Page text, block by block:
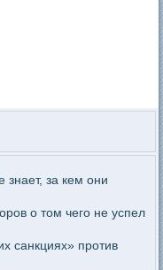
знает, за кем они
о том чего не успел
санкциях» против